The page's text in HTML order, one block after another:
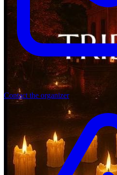
Contact the organizer